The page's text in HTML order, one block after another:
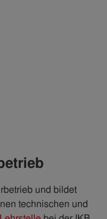
und bildet
technischen und